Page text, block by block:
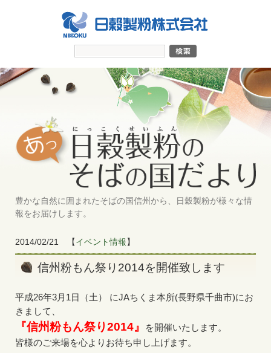
豊かな自然に囲まれたそばの国信州から、日穀製粉が様々な情
報をお届けします。
2014/02/21 【イベント情報】
信州粉もん祭り2014を開催致します
平成26年3月1日（土） にJAちくま本所(長野県千曲市)にお
きまして、
『信州粉もん祭り2014』
を開催いたします。
皆様のご来場を心よりお待ち申し上げます。